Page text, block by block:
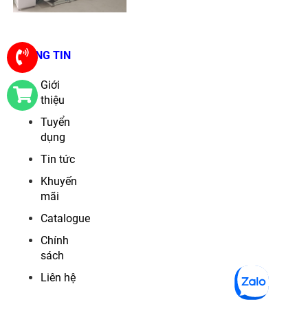
THÔNG TIN
Giới
thiệu
Tuyển
dụng
Tin tức
Khuyến
mãi
Catalogue
Chính
sách
Liên hệ